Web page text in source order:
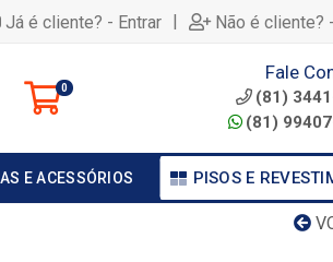
Já é cliente? - Entrar | Não é cliente?
0
Fale
(81)
(81)
E ACESSÓRIOS PISOS E